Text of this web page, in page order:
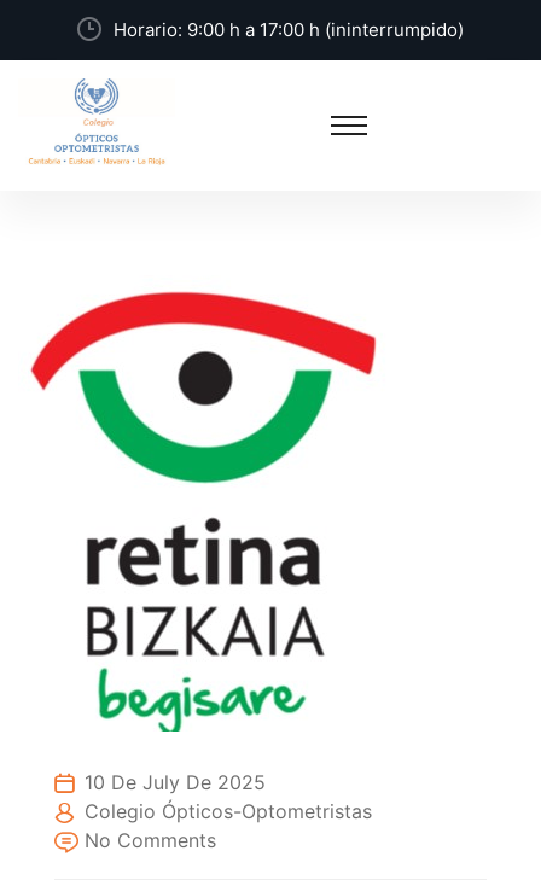
Horario: 9:00 h a 17:00 h (ininterrumpido)
10 De July De 2025
Colegio Ópticos-Optometristas
No Comments